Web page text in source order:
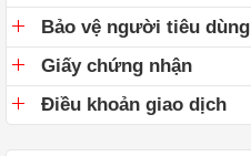
Bảo vệ người tiêu dùng
Giấy chứng nhận
Điều khoản giao dịch